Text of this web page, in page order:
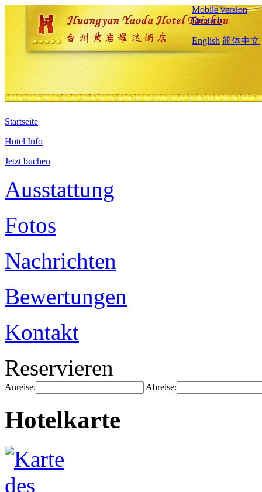
Mobile version
Deutsch
English 简体中文
Startseite
Hotel Info
Jetzt buchen
Ausstattung
Fotos
Nachrichten
Bewertungen
Kontakt
Reservieren
Anreise: Abreise:
Hotelkarte